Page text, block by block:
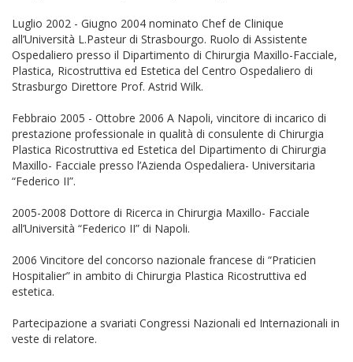
Luglio 2002 - Giugno 2004 nominato Chef de Clinique
all’Università L.Pasteur di Strasbourgo. Ruolo di Assistente
Ospedaliero presso il Dipartimento di Chirurgia Maxillo-Facciale,
Plastica, Ricostruttiva ed Estetica del Centro Ospedaliero di
Strasburgo Direttore Prof. Astrid Wilk.
Febbraio 2005 - Ottobre 2006 A Napoli, vincitore di incarico di
prestazione professionale in qualità di consulente di Chirurgia
Plastica Ricostruttiva ed Estetica del Dipartimento di Chirurgia
Maxillo- Facciale presso l’Azienda Ospedaliera- Universitaria
“Federico II”.
2005-2008 Dottore di Ricerca in Chirurgia Maxillo- Facciale
all’Università “Federico II” di Napoli.
2006 Vincitore del concorso nazionale francese di “Praticien
Hospitalier” in ambito di Chirurgia Plastica Ricostruttiva ed
estetica.
Partecipazione a svariati Congressi Nazionali ed Internazionali in
veste di relatore.